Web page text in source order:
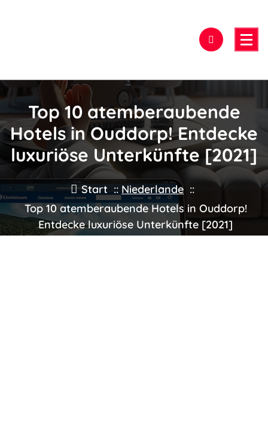
Top 10 atemberaubende
Hotels in Ouddorp! Entdecke
luxuriöse Unterkünfte [2021]
Start :: Niederlande ::
Top 10 atemberaubende Hotels in Ouddorp!
Entdecke luxuriöse Unterkünfte [2021]